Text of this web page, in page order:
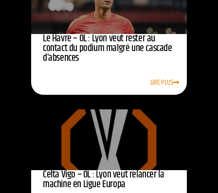
Le Havre – OL : Lyon veut rester au
contact du podium malgré une cascade
d’absences
LIRE PLUS
Celta Vigo – OL : Lyon veut relancer la
machine en Ligue Europa